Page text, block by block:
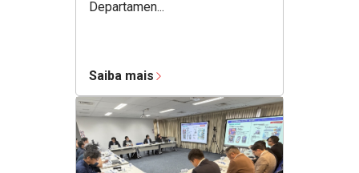
Departamen...
Saiba mais